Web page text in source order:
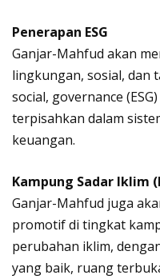
Penerapan ESG
Ganjar-Mahfud akan
lingkungan, sosial, dan
social, governance
terpisahkan dalam
keuangan.
Kampung Sadar Iklim
Ganjar-Mahfud juga
promotif di tingkat
perubahan iklim,
yang baik, ruang